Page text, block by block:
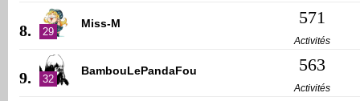
8. 29
Miss-M 571
Activités
9. 32
BambouLePandaFou 563
Activités